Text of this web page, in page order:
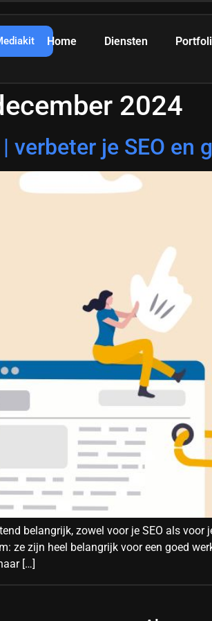
Home Diensten
2024
verbeter je SEO en
belangrijk, zowel voor je SEO als
ze zijn heel belangrijk voor een goed
[…]